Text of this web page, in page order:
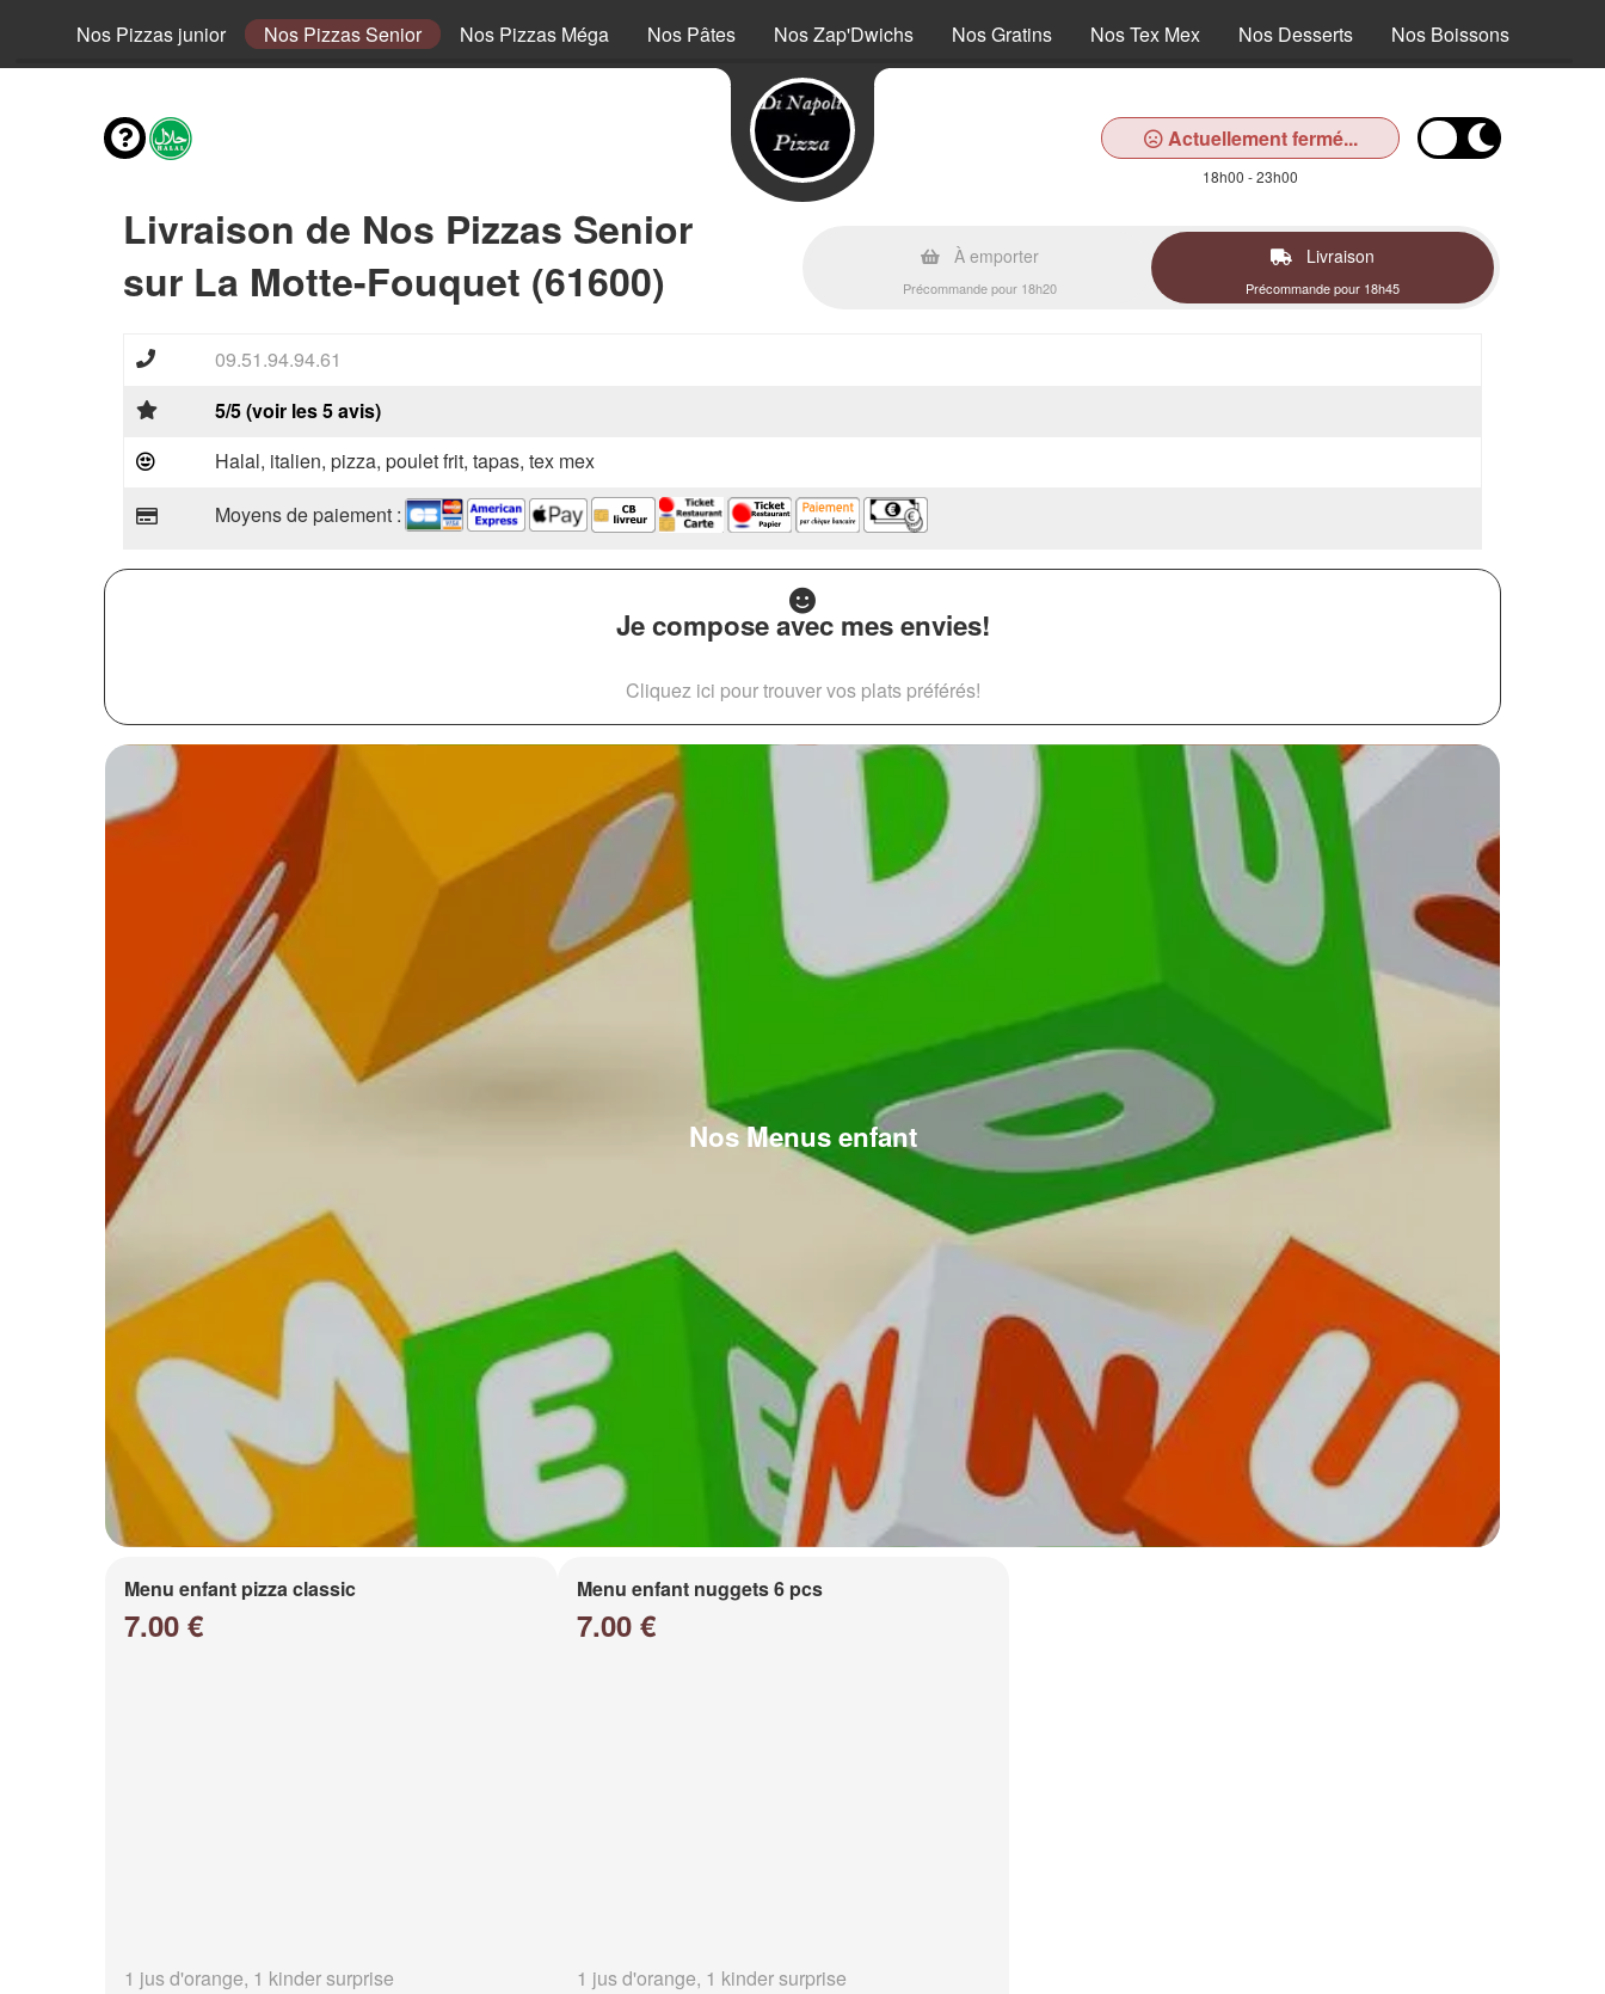
Nos Pizzas junior Nos Pizzas Senior Nos Pizzas Méga Nos Pâtes Nos Zap'Dwichs Nos Gratins Nos Tex Mex Nos Desserts Nos Boissons
Actuellement fermé...
18h00 - 23h00
Livraison de Nos Pizzas Senior
sur La Motte-Fouquet (61600)
À emporter
Précommande pour 18h20
Livraison
Précommande pour 18h45
09.51.94.94.61
5/5 (voir les 5 avis)
Halal, italien, pizza, poulet frit, tapas, tex mex
Moyens de paiement :
Je compose avec mes envies!
Cliquez ici pour trouver vos plats préférés!
Nos Menus enfant
Menu enfant pizza classic
7.00 €
1 jus d'orange, 1 kinder surprise
Menu enfant nuggets 6 pcs
7.00 €
1 jus d'orange, 1 kinder surprise